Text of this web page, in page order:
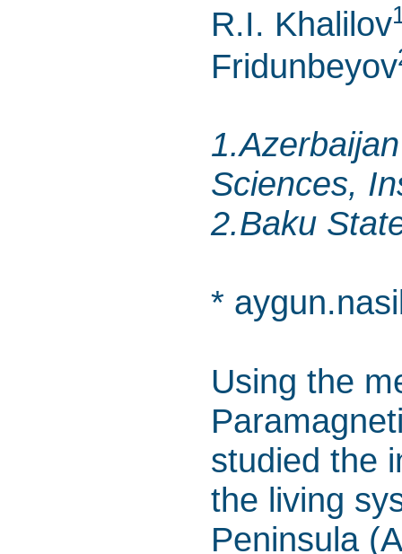
R.I. Khalilov
Fridunbeyov
Sciences,
2.Baku
*
Using the
studied the
the living
Peninsula